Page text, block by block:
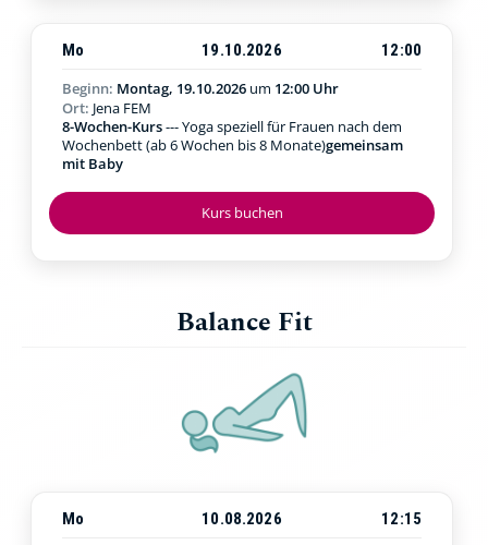
Kurs buchen
Mo 19.10.2026
12:00
Beginn: Montag, 19.10.2026 um 12:00 Uhr
Ort: Jena FEM
8-Wochen-Kurs--- Yoga speziell für Frauen nach dem
Wochenbett (ab 6 Wochen bis 8 Monate)gemeinsam
mit Baby
Balance Fit
Mo 10.08.2026
12:15